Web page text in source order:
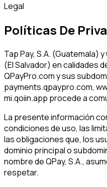
Legal
Políticas De
Tap Pay, S.A. (Guatemala)
(El Salvador) en calidades
QPayPro.com y sus
payments.qpaypro.com,
mi.qoiin.app procede a
La presente información
condiciones de uso, las
las obligaciones que, los
dominio principal o
nombre de QPay, S.A.,
respetar.